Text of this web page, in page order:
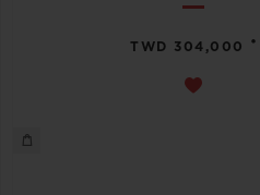
TWD 304,000 •